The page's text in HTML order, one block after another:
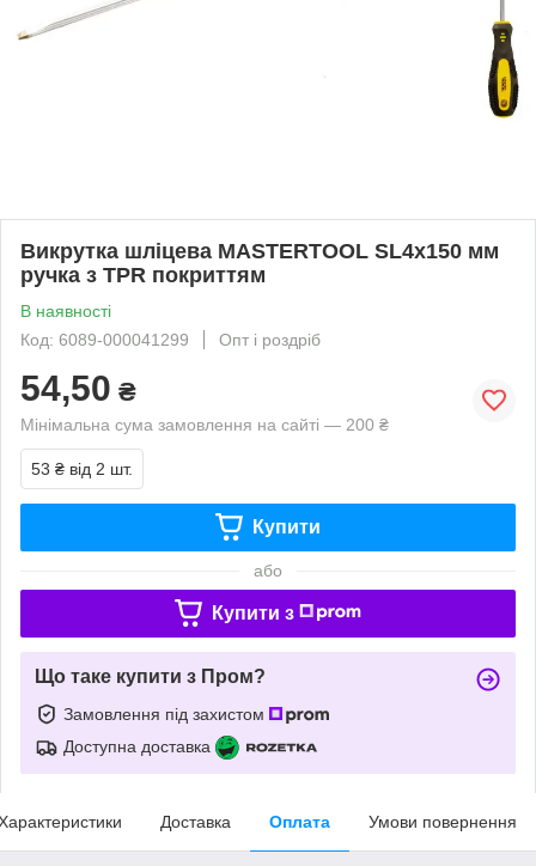
Викрутка шліцева MASTERTOOL SL4х150 мм
ручка з TPR покриттям
В наявності
Код: 6089-000041299
Опт і роздріб
54,50 ₴
Мінімальна сума замовлення на сайті — 200 ₴
53 ₴ від 2 шт.
Купити
або
Купити з
Що таке купити з Пром?
Замовлення під захистом
Доступна доставка
Доставка Оплата Умови повернення